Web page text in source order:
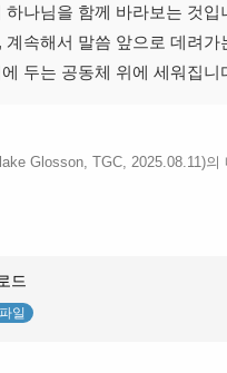
나님을 함께 바라보는 것입
속해서 말씀 앞으로 데려가
두는 공동체 위에 세워집니
Glosson, TGC, 2025.08.11)의
드
일